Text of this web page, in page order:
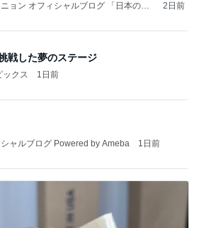
ョン オフィシャルブログ 「日本の
2日前
戦した夢のステージ
クス 1日前
ャルブログ Powered by Ameba 1日前